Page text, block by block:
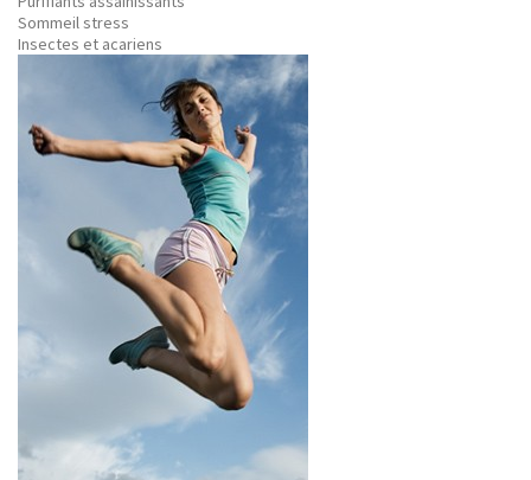
Sommeil stress
Insectes et acariens